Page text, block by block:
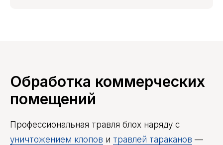
Обработка коммерческих
помещений
Профессиональная травля блох наряду с
уничтожением клопов и травлей тараканов —